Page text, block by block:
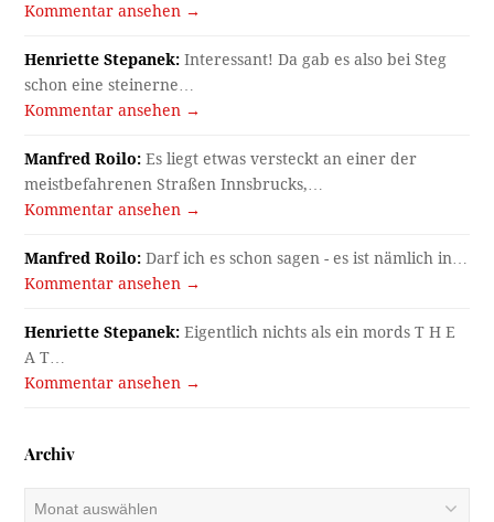
Kommentar ansehen →
Henriette Stepanek: Interessant! Da gab es also bei Steg
schon eine steinerne…
Kommentar ansehen →
Manfred Roilo: Es liegt etwas versteckt an einer der
meistbefahrenen Straßen Innsbrucks,…
Kommentar ansehen →
Manfred Roilo: Darf ich es schon sagen - es ist nämlich in…
Kommentar ansehen →
Henriette Stepanek: Eigentlich nichts als ein mords T H E
A T…
Kommentar ansehen →
Archiv